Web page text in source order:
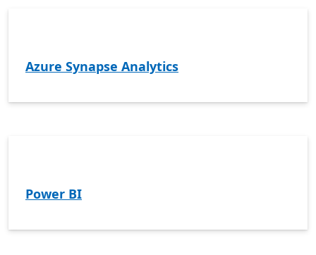
Azure Synapse Analytics
Power BI